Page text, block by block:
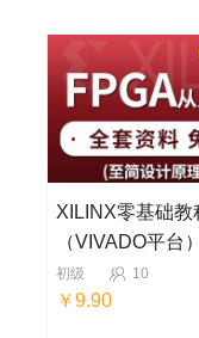
XILINX零基础教
（VIVADO平台
础入门到精通
初级 10
￥9.90